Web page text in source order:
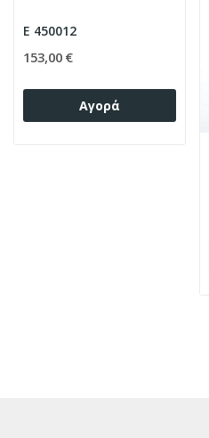
E 450012
153,00 €
Αγορά